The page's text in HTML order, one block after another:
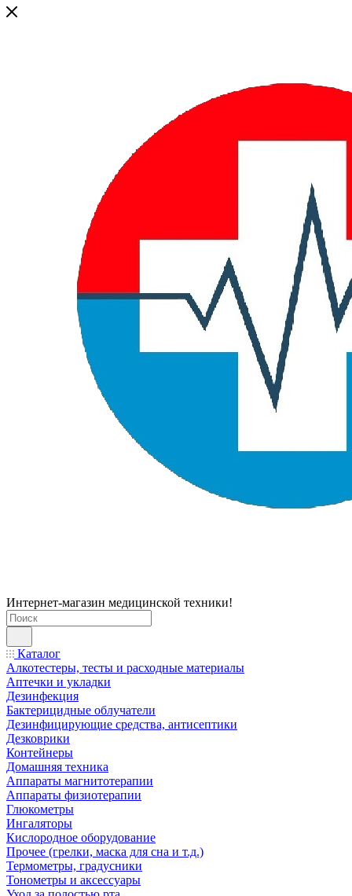
Интернет-магазин медицинской техники!
Каталог
Алкотестеры, тесты и расходные материалы
Аптечки и укладки
Дезинфекция
Бактерицидные облучатели
Дезинфицирующие средства, антисептики
Дезковрики
Контейнеры
Домашняя техника
Аппараты магнитотерапии
Аппараты физиотерапии
Глюкометры
Ингаляторы
Кислородное оборудование
Прочее (грелки, маска для сна и т.д.)
Термометры, градусники
Тонометры и аксессуары